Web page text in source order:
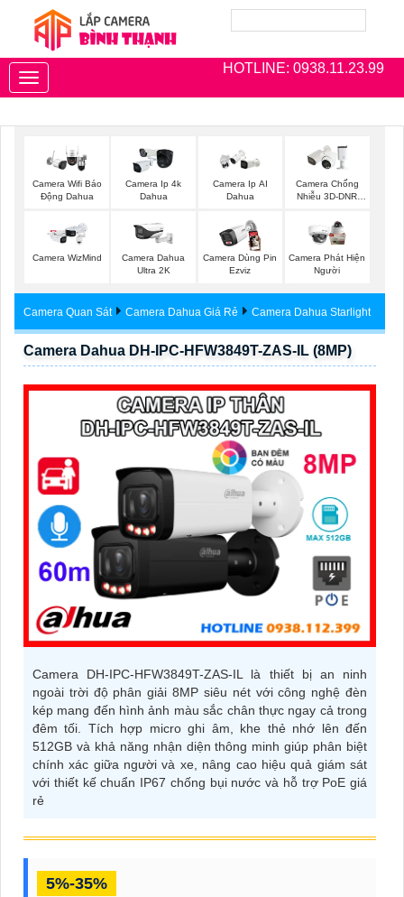
HOTLINE: 0938.11.23.99
Toggle
navigation
Camera Wifi Báo
Động Dahua
Camera Ip 4k
Dahua
Camera Ip AI
Dahua
Camera Chống
Nhiễu 3D-DNR
Camera WizMind
Camera Dahua
Ultra 2K
Camera Dùng Pin
Ezviz
Camera Phát Hiện
Người
Camera Quan Sát Camera Dahua Giá Rẻ Camera Dahua Starlight
Camera Dahua DH-IPC-HFW3849T-ZAS-IL (8MP)
Camera DH-IPC-HFW3849T-ZAS-IL là thiết bị an ninh
ngoài trời độ phân giải 8MP siêu nét với công nghệ đèn
kép mang đến hình ảnh màu sắc chân thực ngay cả trong
đêm tối. Tích hợp micro ghi âm, khe thẻ nhớ lên đến
512GB và khả năng nhận diện thông minh giúp phân biệt
chính xác giữa người và xe, nâng cao hiệu quả giám sát
với thiết kế chuẩn IP67 chống bụi nước và hỗ trợ PoE giá
rẻ
5%-35%